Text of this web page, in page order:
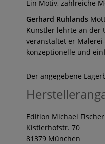
Ein Motiv, zahlreiche
Gerhard Ruhlands
Künstler lehrte an der
veranstaltet er
konzeptionelle und
Der angegebene
Edition Michael
Kistlerhofstr. 70
81379 München